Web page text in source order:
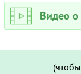
Видео о